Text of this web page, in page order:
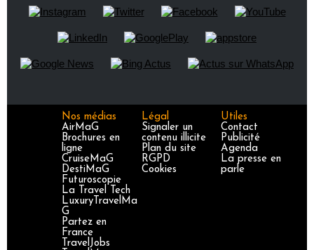
Nos médias
AirMaG
Brochures en
ligne
CruiseMaG
DestiMaG
Futuroscopie
La Travel Tech
LuxuryTravelMa
G
Partez en
France
TravelJobs
Légal
Signaler un
contenu illicite
Plan du site
RGPD
Cookies
Utiles
Contact
Publicité
Agenda
La presse en
parle